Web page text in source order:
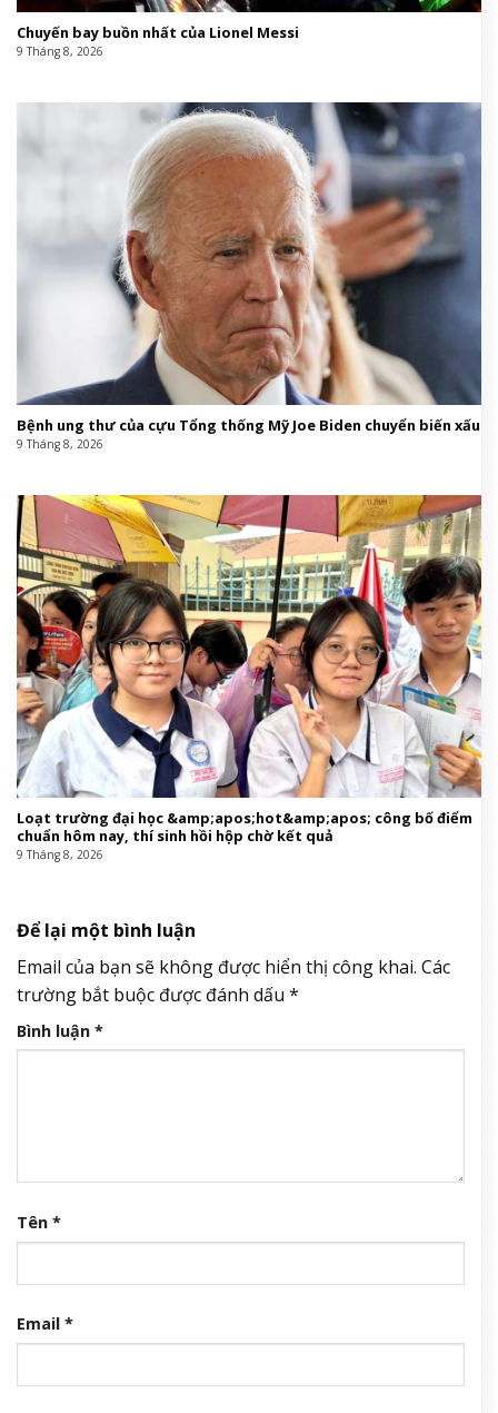
Chuyến bay buồn nhất của Lionel Messi
9 Tháng 8, 2026
Bệnh ung thư của cựu Tổng thống Mỹ Joe Biden chuyển biến xấu
9 Tháng 8, 2026
Loạt trường đại học &amp;apos;hot&amp;apos; công bố điểm
chuẩn hôm nay, thí sinh hồi hộp chờ kết quả
9 Tháng 8, 2026
Để lại một bình luận
Email của bạn sẽ không được hiển thị công khai. Các
trường bắt buộc được đánh dấu *
Bình luận *
Tên *
Email *